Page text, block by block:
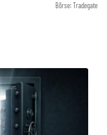
Börse: Tradegate